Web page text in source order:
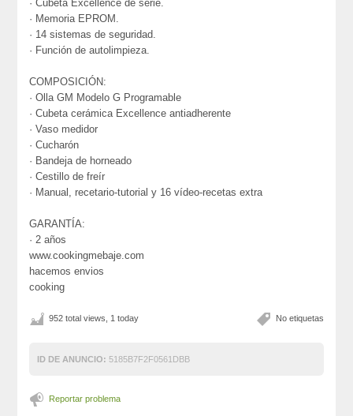
· Cubeta Excellence de serie.
· Memoria EPROM.
· 14 sistemas de seguridad.
· Función de autolimpieza.
COMPOSICIÓN:
· Olla GM Modelo G Programable
· Cubeta cerámica Excellence antiadherente
· Vaso medidor
· Cucharón
· Bandeja de horneado
· Cestillo de freír
· Manual, recetario-tutorial y 16 vídeo-recetas extra
GARANTÍA:
· 2 años
www.cookingmebaje.com
hacemos envios
cooking
No etiquetas
952 total views, 1 today
ID DE ANUNCIO: 5185B7F2F0561DBB
Reportar problema